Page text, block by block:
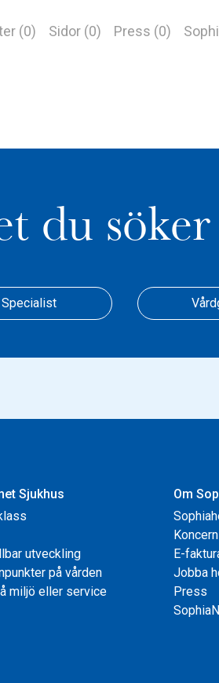
(0) Sidor (0) Press (0)
du söker
Specialist
Sjukhus
utveckling
på vården
miljö eller service
Om
E-
Jobba
Press